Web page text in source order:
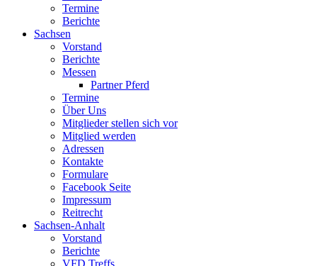
Termine
Berichte
Sachsen
Vorstand
Berichte
Messen
Partner Pferd
Termine
Über Uns
Mitglieder stellen sich vor
Mitglied werden
Adressen
Kontakte
Formulare
Facebook Seite
Impressum
Reitrecht
Sachsen-Anhalt
Vorstand
Berichte
VFD Treffs